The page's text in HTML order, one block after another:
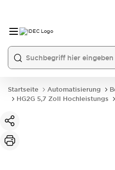
Startseite Automatisierung
HG2G 5,7 Zoll Hochleistungs